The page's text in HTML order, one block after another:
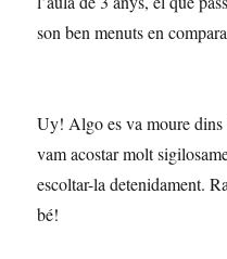
son ben menuts en
Uy! Algo es va moure
vam acostar molt
escoltar-la detenidament.
bé!